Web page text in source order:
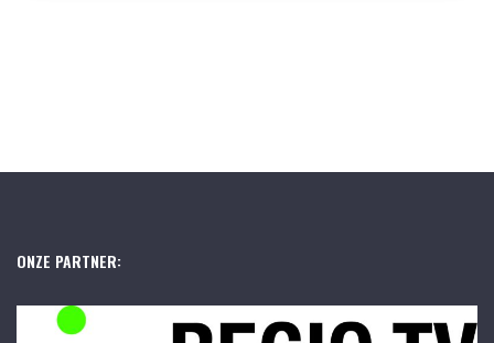
ONZE PARTNER: